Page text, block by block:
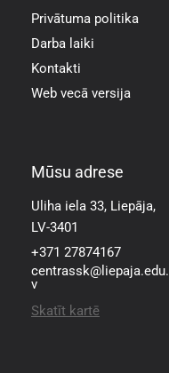
Privātuma politika
Darba laiki
Kontakti
Web vecā versija
Mūsu adrese
Uliha iela 33, Liepāja,
LV-3401
+371 27874167
centrassk@liepaja.edu.l
v
Skatīt kartē